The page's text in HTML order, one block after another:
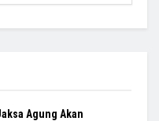
Agung Akan